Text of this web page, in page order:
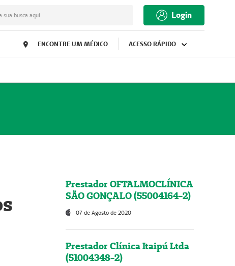
sua busca aqui Login
ENCONTRE UM MÉDICO ACESSO RÁPIDO
Prestador OFTALMOCLÍNICA
SÃO GONÇALO (55004164-2)
07 de Agosto de 2020
Prestador Clínica Itaipú Ltda
(51004348-2)